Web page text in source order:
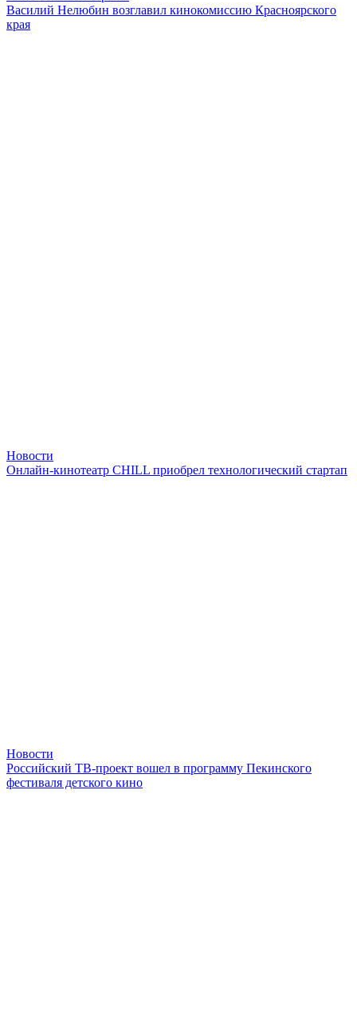
Василий Нелюбин возглавил кинокомиссию Красноярского
края
Новости
Онлайн-кинотеатр CHILL приобрел технологический стартап
Новости
Российский ТВ-проект вошел в программу Пекинского
фестиваля детского кино